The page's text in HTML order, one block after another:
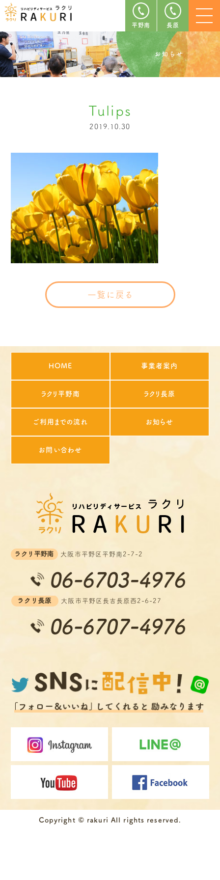
平野南 長原
Tulips
2019.10.30
一覧に戻る
HOME 事業者案内
ラクリ平野南 ラクリ長原
ご利用までの流れ お知らせ
お問い合わせ
大阪市平野区平野南2-7-2
大阪市平野区長吉長原西2-6-27
Copyright © rakuri All rights reserved.